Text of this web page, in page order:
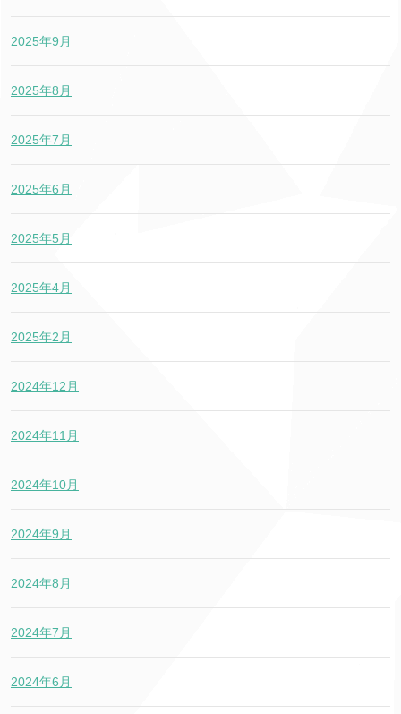
2025年9月
2025年8月
2025年7月
2025年6月
2025年5月
2025年4月
2025年2月
2024年12月
2024年11月
2024年10月
2024年9月
2024年8月
2024年7月
2024年6月